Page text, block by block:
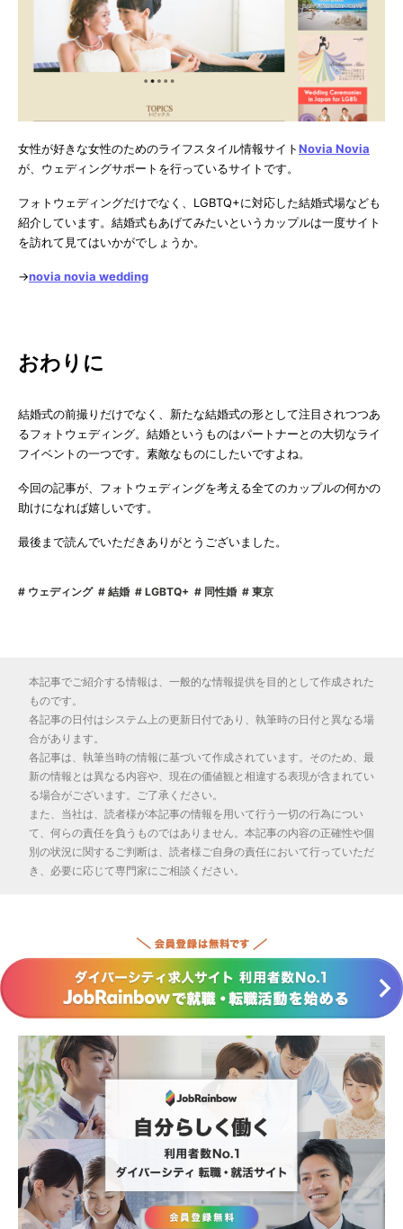
女性が好きな女性のためのライフスタイル情報サイトNovia Novia
が、ウェディングサポートを行っているサイトです。
フォトウェディングだけでなく、LGBTQ+に対応した結婚式場なども
紹介しています。結婚式もあげてみたいというカップルは一度サイト
を訪れて見てはいかがでしょうか。
→novia novia wedding
おわりに
結婚式の前撮りだけでなく、新たな結婚式の形として注目されつつあ
るフォトウェディング。結婚というものはパートナーとの大切なライ
フイベントの一つです。素敵なものにしたいですよね。
今回の記事が、フォトウェディングを考える全てのカップルの何かの
助けになれば嬉しいです。
最後まで読んでいただきありがとうございました。
ウェディング 結婚 LGBTQ+ 同性婚 東京
本記事でご紹介する情報は、一般的な情報提供を目的として作成された
ものです。
各記事の日付はシステム上の更新日付であり、執筆時の日付と異なる場
合があります。
各記事は、執筆当時の情報に基づいて作成されています。そのため、最
新の情報とは異なる内容や、現在の価値観と相違する表現が含まれてい
る場合がございます。ご了承ください。
また、当社は、読者様が本記事の情報を用いて行う一切の行為につい
て、何らの責任を負うものではありません。本記事の内容の正確性や個
別の状況に関するご判断は、読者様ご自身の責任において行っていただ
き、必要に応じて専門家にご相談ください。